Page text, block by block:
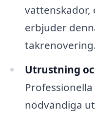
vattenskador,
erbjuder
takrenovering.
Utrustning
nödvändiga